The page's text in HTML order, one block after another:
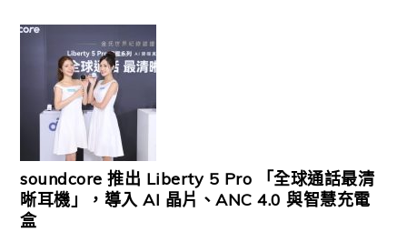
soundcore 推出 Liberty 5 Pro 「全球通話最清
晰耳機」，導入 AI 晶片、ANC 4.0 與智慧充電
盒